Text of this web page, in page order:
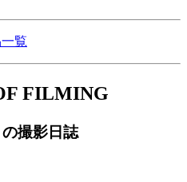
覧
FILMING
の撮影日誌